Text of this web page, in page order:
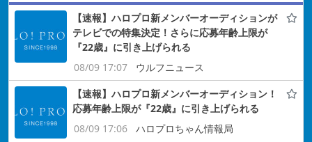
【速報】ハロプロ新メンバーオーディションが
テレビでの特集決定！さらに応募年齢上限が
『22歳』に引き上げられる
08/09 17:07
ウルフニュース
【速報】ハロプロ新メンバーオーディション！
応募年齢上限が『22歳』に引き上げられる
08/09 17:06
ハロプロちゃん情報局